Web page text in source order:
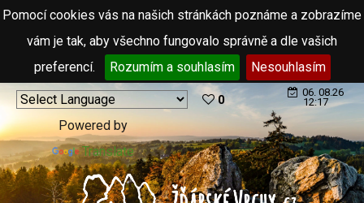
Pomocí cookies vás na našich stránkách poznáme a zobrazíme
vám je tak, aby všechno fungovalo správně a dle vašich
preferencí.
Rozumím a souhlasím Nesouhlasím
Powered by
Translate
0
06. 08.26
12:17